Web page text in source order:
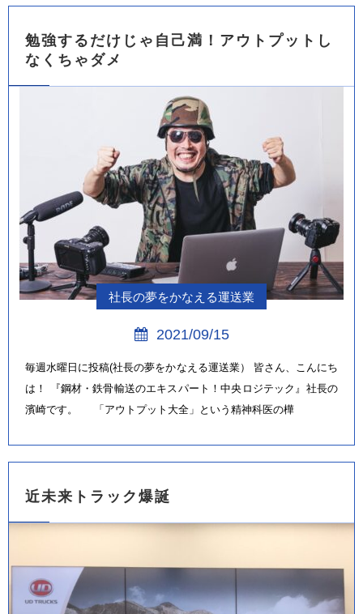
勉強するだけじゃ自己満！アウトプットし
なくちゃダメ
社長の夢をかなえる運送業
2021/09/15
毎週水曜日に投稿(社長の夢をかなえる運送業） 皆さん、こんにち
は！ 『鋼材・鉄骨輸送のエキスパート！中央ロジテック』社長の
濱崎です。 「アウトプット大全」という精神科医の樺
近未来トラック爆誕